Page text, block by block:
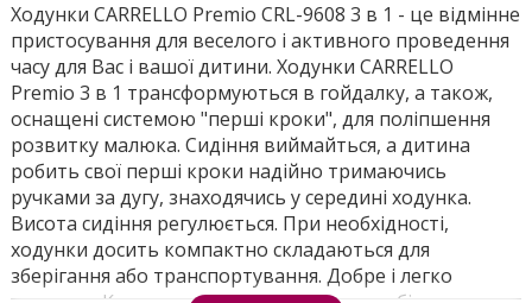
Ходунки CARRELLO Premio CRL-9608 3 в 1 - це відмінне
пристосування для веселого і активного проведення
часу для Вас і вашої дитини. Ходунки CARRELLO
Premio 3 в 1 трансформуються в гойдалку, а також,
оснащені системою "перші кроки", для поліпшення
розвитку малюка. Сидіння виймайться, а дитина
робить свої перші кроки надійно тримаючись
ручками за дугу, знаходячись у середині ходунка.
Висота сидіння регулюється. При необхідності,
ходунки досить компактно складаються для
зберігання або транспортування. Добре і легко